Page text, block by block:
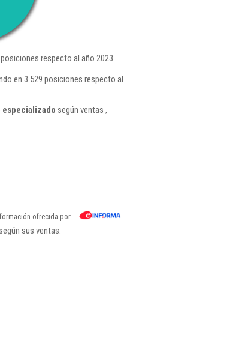
respecto al año 2023.
en 3.529 posiciones respecto al
especializado según ventas ,
ofrecida por
sus ventas: